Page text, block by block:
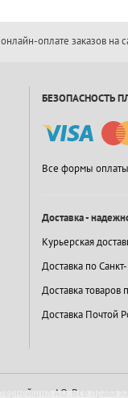
оплате заказов на
БЕЗОПАСНОСТЬ
Все формы оплаты
Доставка -
Курьерская
Доставка по
Доставка товаров
Доставка Почтой
АО. Все права